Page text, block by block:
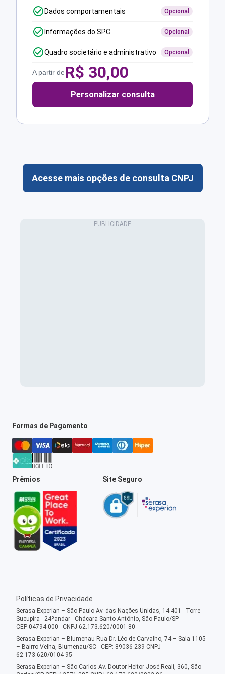
Dados comportamentais Opcional
Informações do SPC Opcional
Quadro societário e administrativo Opcional
A partir deR$ 30,00
Personalizar consulta
Acesse mais opções de consulta CNPJ
Formas de Pagamento
Prêmios Site Seguro
Políticas de Privacidade
Serasa Experian – São Paulo Av. das Nações Unidas, 14.401 - Torre
Sucupira - 24ºandar - Chácara Santo Antônio, São Paulo/SP -
CEP:04794-000 - CNPJ 62.173.620/0001-80
Serasa Experian – Blumenau Rua Dr. Léo de Carvalho, 74 – Sala 1105
– Bairro Velha, Blumenau/SC - CEP: 89036-239 CNPJ
62.173.620/0104-95
Serasa Experian – São Carlos Av. Doutor Heitor José Reali, 360, São